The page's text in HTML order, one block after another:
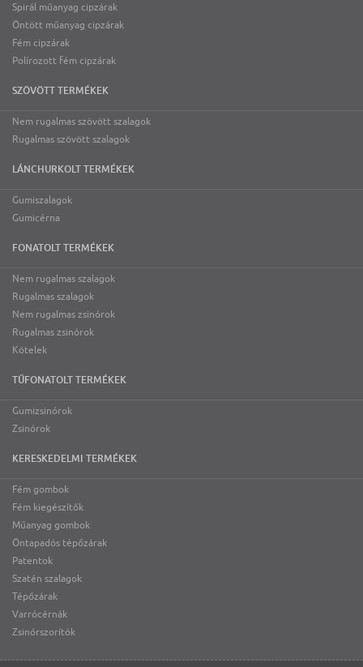
Spirál műanyag cipzárak
Öntött műanyag cipzárak
Fém cipzárak
Polírozott fém cipzárak
SZÖVÖTT TERMÉKEK
Nem rugalmas szövött szalagok
Rugalmas szövött szalagok
LÁNCHURKOLT TERMÉKEK
Gumiszalagok
Gumicérna
FONATOLT TERMÉKEK
Nem rugalmas szalagok
Rugalmas szalagok
Nem rugalmas zsinórok
Rugalmas zsinórok
Kötelek
TŰFONATOLT TERMÉKEK
Gumizsinórok
Zsinórok
KERESKEDELMI TERMÉKEK
Fém gombok
Fém kiegészítők
Műanyag gombok
Öntapadós tépőzárak
Patentok
Szatén szalagok
Tépőzárak
Varrócérnák
Zsinórszorítók